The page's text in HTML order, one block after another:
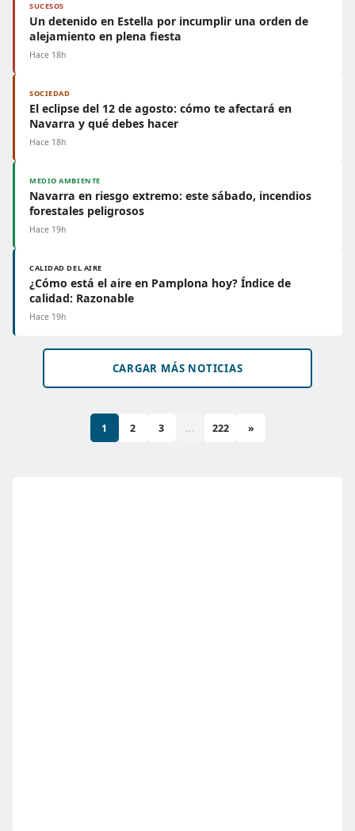
SUCESOS
Un detenido en Estella por incumplir una orden de
alejamiento en plena fiesta
Hace 18h
SOCIEDAD
El eclipse del 12 de agosto: cómo te afectará en
Navarra y qué debes hacer
Hace 18h
MEDIO AMBIENTE
Navarra en riesgo extremo: este sábado, incendios
forestales peligrosos
Hace 19h
CALIDAD DEL AIRE
¿Cómo está el aire en Pamplona hoy? Índice de
calidad: Razonable
Hace 19h
CARGAR MÁS NOTICIAS
1 2 3 ... 222 »